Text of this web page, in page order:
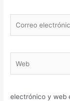
electrónico*
electrónico y web